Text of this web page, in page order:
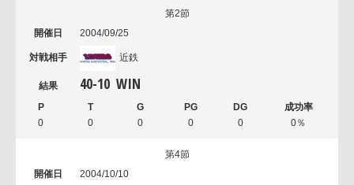
第2節
2004/09/25
近鉄
40-10 WIN
0 0 0 0 0 0％
第4節
2004/10/10